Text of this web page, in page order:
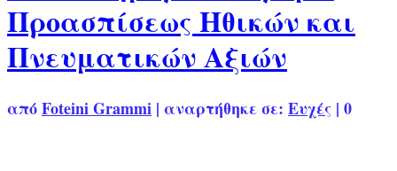
Προασπίσεως Ηθικών και
Πνευματικών Αξιών
απόFoteini Grammi | αναρτήθηκε σε: Ευχές | 0